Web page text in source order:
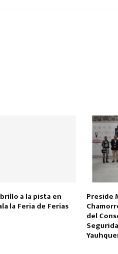
a la pista en
la Feria de Ferias
Preside
del